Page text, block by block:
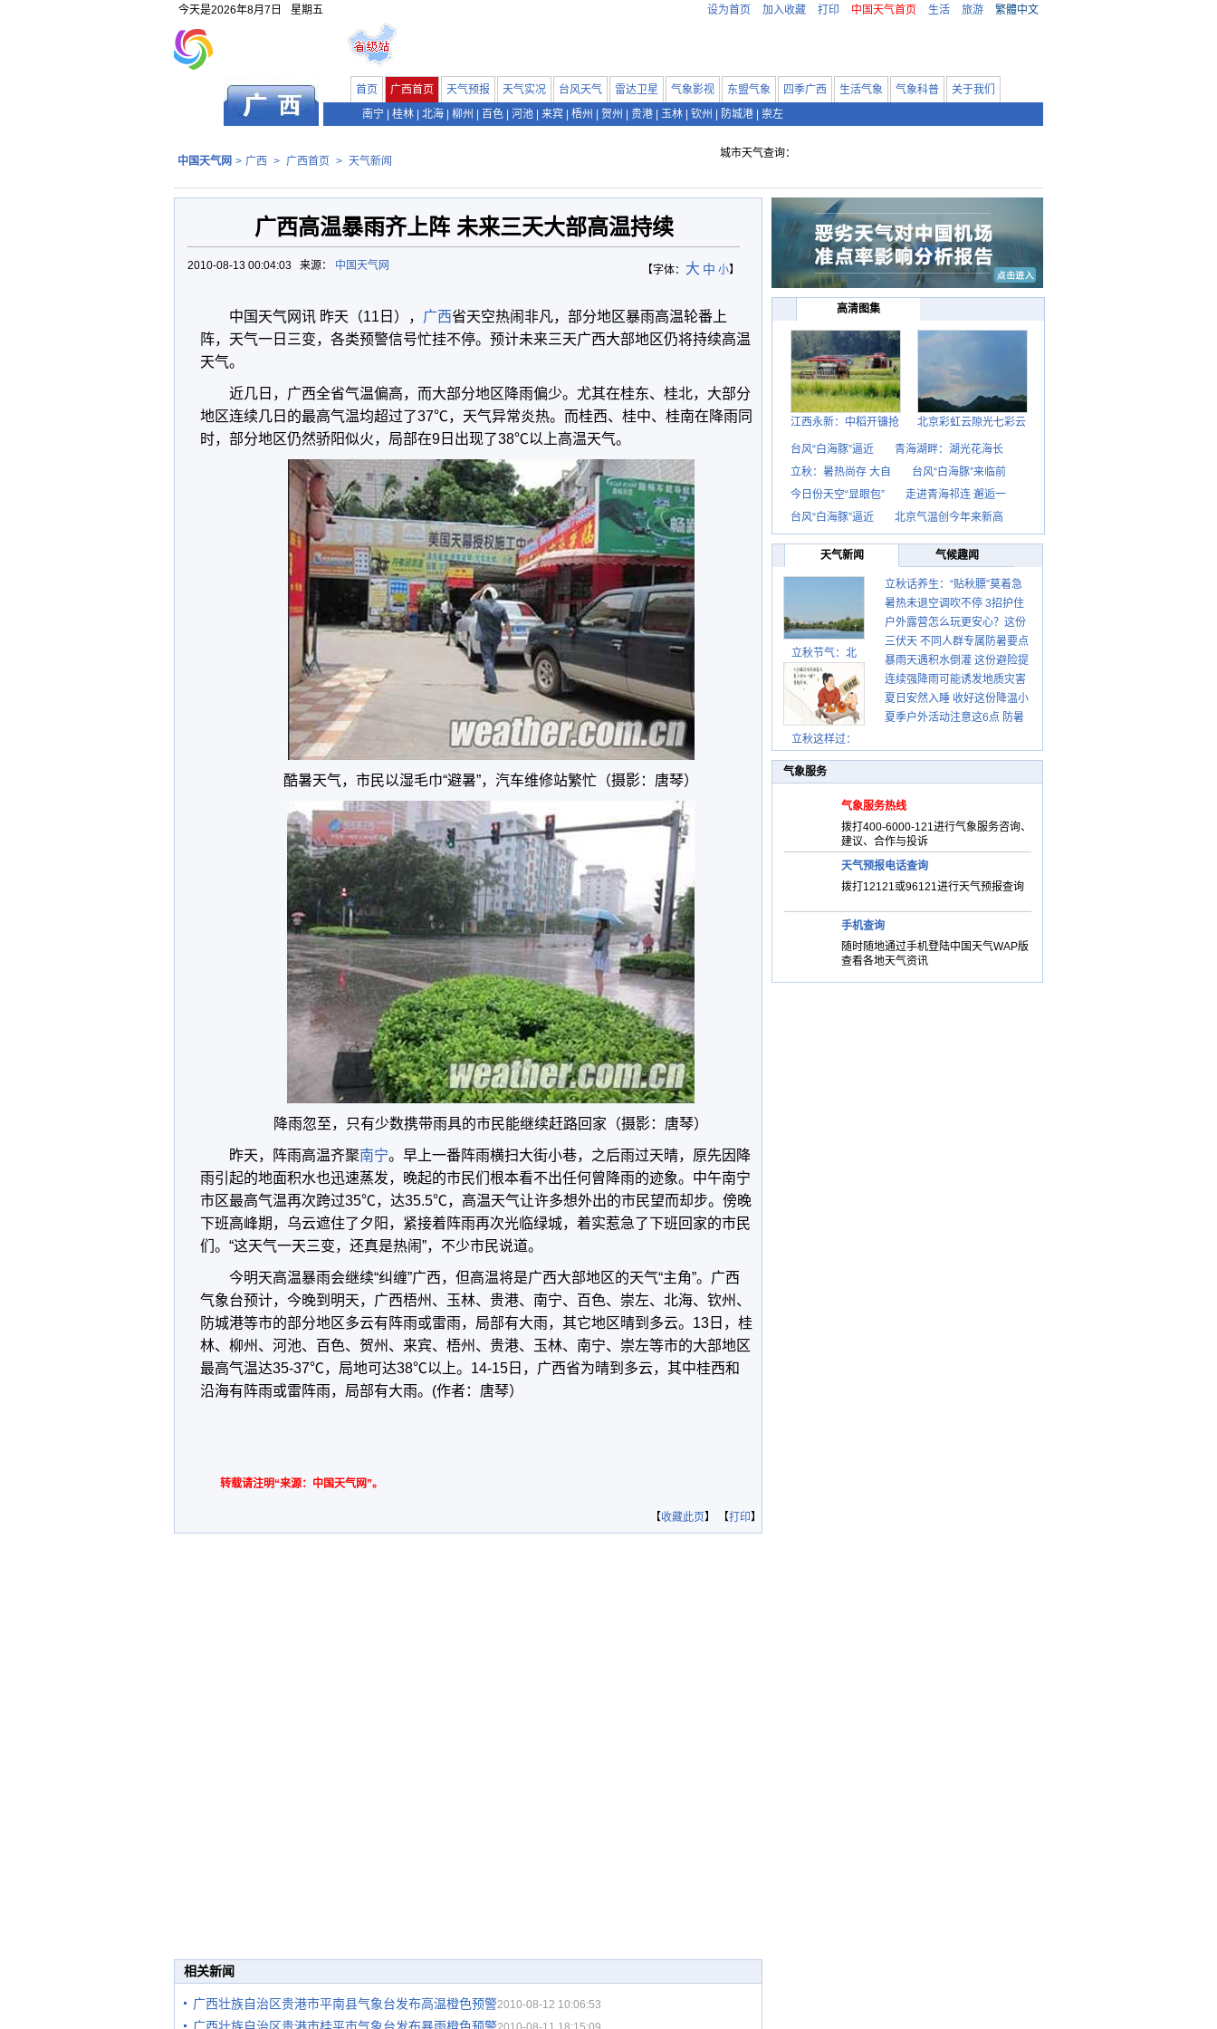
今天是2026年8月7日 星期五 设为首页 加入收藏 打印 中国天气首页 生活 旅游 繁體中文
首页 广西首页 天气预报 天气实况 台风天气 雷达卫星 气象影视 东盟气象 四季广西 生活气象 气象科普
关于我们
南宁
桂林 北海 柳州 百色 河池 来宾 梧州 贺州 贵港 玉林 钦州 防城港 崇左
中国天气网 > 广西 > 广西首页 > 天气新闻
城市天气查询：
广西高温暴雨齐上阵 未来三天大部高温持续
【字体： 大 中 小】
2010-08-13 00:04:03 来源： 中国天气网
中国天气网讯 昨天（11日）， 广西省天空热闹非凡，部分地区暴雨高温轮番上
阵，天气一日三变，各类预警信号忙挂不停。预计未来三天广西大部地区仍将持续高温
天气。
近几日，广西全省气温偏高，而大部分地区降雨偏少。尤其在桂东、桂北，大部分
地区连续几日的最高气温均超过了37℃，天气异常炎热。而桂西、桂中、桂南在降雨同
时，部分地区仍然骄阳似火，局部在9日出现了38℃以上高温天气。
酷暑天气，市民以湿毛巾“避暑”，汽车维修站繁忙（摄影：唐琴）
降雨忽至，只有少数携带雨具的市民能继续赶路回家（摄影：唐琴）
昨天，阵雨高温齐聚南宁。早上一番阵雨横扫大街小巷，之后雨过天晴，原先因降
雨引起的地面积水也迅速蒸发，晚起的市民们根本看不出任何曾降雨的迹象。中午南宁
市区最高气温再次跨过35℃，达35.5℃，高温天气让许多想外出的市民望而却步。傍晚
下班高峰期，乌云遮住了夕阳，紧接着阵雨再次光临绿城，着实惹急了下班回家的市民
们。“这天气一天三变，还真是热闹”，不少市民说道。
今明天高温暴雨会继续“纠缠”广西，但高温将是广西大部地区的天气“主角”。广西
气象台预计，今晚到明天，广西梧州、玉林、贵港、南宁、百色、崇左、北海、钦州、
防城港等市的部分地区多云有阵雨或雷雨，局部有大雨，其它地区晴到多云。13日，桂
林、柳州、河池、百色、贺州、来宾、梧州、贵港、玉林、南宁、崇左等市的大部地区
最高气温达35-37℃，局地可达38℃以上。14-15日，广西省为晴到多云，其中桂西和
沿海有阵雨或雷阵雨，局部有大雨。(作者：唐琴）
转载请注明“来源：中国天气网”。
【收藏此页】 【打印】
相关新闻
广西壮族自治区贵港市平南县气象台发布高温橙色预警2010-08-12 10:06:53
高清图集
江西永新：中稻开镰抢 北京彩虹云隙光七彩云
台风“白海豚”逼近
青海湖畔：湖光花海长
立秋：暑热尚存 大自
台风“白海豚”来临前
今日份天空“显眼包”
走进青海祁连 邂逅一
台风“白海豚”逼近
北京气温创今年来新高
天气新闻 气候趣闻
立秋节气：北
立秋这样过：
立秋话养生：“贴秋膘”莫着急
先清暑再防燥
暑热未退空调吹不停 3招护住
肩颈不酸痛
户外露营怎么玩更安心？这份
攻略请收好
三伏天 不同人群专属防暑要点
请收好
暴雨天遇积水倒灌 这份避险提
示请收好
连续强降雨可能诱发地质灾害
这些前兆要知道
夏日安然入睡 收好这份降温小
贴士
夏季户外活动注意这6点 防暑
气象服务
气象服务热线
拨打400-6000-121进行气象服务咨询、
建议、合作与投诉
天气预报电话查询
拨打12121或96121进行天气预报查询
手机查询
随时随地通过手机登陆中国天气WAP版
查看各地天气资讯